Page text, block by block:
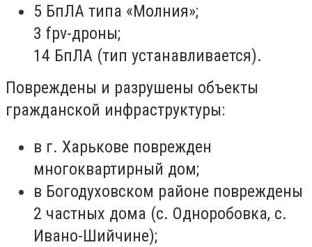
5 БпЛА типа «Молния»;
3 fpv-дроны;
14 БпЛА (тип устанавливается).
Повреждены и разрушены объекты
гражданской инфраструктуры:
в г. Харькове поврежден
многоквартирный дом;
в Богодуховском районе повреждены
2 частных дома (с. Одноробовка, с.
Ивано-Шийчине);